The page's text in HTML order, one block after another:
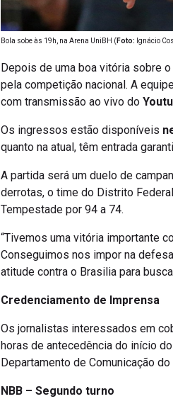
Bola sobe às 19h, na Arena UniBH ( Foto: Ignácio
Depois de uma boa vitória sobre
pela competição nacional. A
com transmissão ao vivo do
Os ingressos estão disponíveis
quanto na atual, têm entrada
A partida será um duelo de
derrotas, o time do Distrito
Tempestade por 94 a 74.
“Tivemos uma vitória importante
Conseguimos nos impor na
atitude contra o Brasilia para
Credenciamento de Imprensa
Os jornalistas interessados em
horas de antecedência do início
Departamento de Comunicação
NBB – Segundo turno